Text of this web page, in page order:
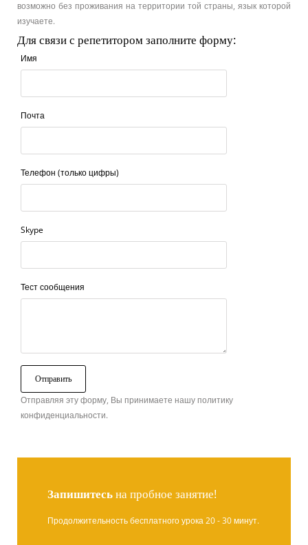
возможно без проживания на территории той страны, язык которой
изучаете.
Для связи с репетитором заполните форму:
Имя
Почта
Телефон (только цифры)
Skype
Тест сообщения
Отправляя эту форму, Вы принимаете нашу политику
конфиденциальности.
Запишитесьна пробное занятие!
Продолжительность бесплатного урока 20 - 30 минут.